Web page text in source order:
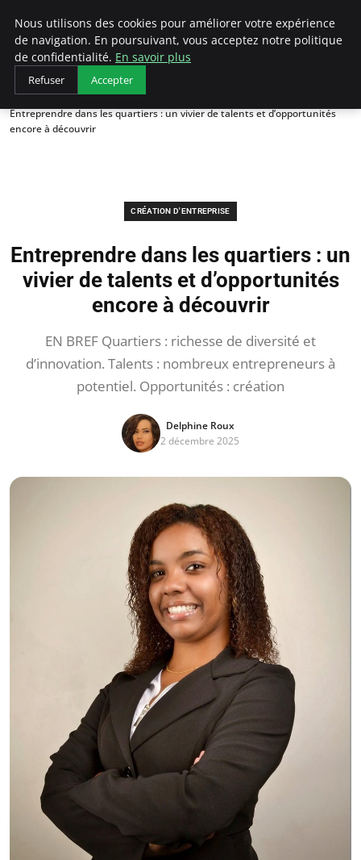
LECFCM
Accueil
Création d'entreprise
Entreprendre dans les quartiers : un vivier de talents et d’opportunités
encore à découvrir
CRÉATION D'ENTREPRISE
Entreprendre dans les quartiers : un
vivier de talents et d’opportunités
encore à découvrir
EN BREF Quartiers : richesse de diversité et
d’innovation. Talents : nombreux entrepreneurs à
potentiel. Opportunités : création
Delphine Roux
2 décembre 2025
Nous utilisons des cookies pour améliorer votre expérience
de navigation. En poursuivant, vous acceptez notre politique
de confidentialité. En savoir plus
Refuser Accepter